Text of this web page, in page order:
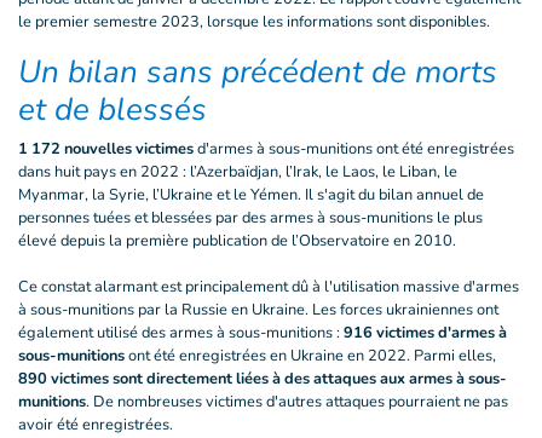
le premier semestre 2023, lorsque les informations sont disponibles.
Un bilan sans précédent de morts
et de blessés
1 172 nouvelles victimesd'armes à sous-munitions ont été enregistrées
dans huit pays en 2022 : l’Azerbaïdjan, l’Irak, le Laos, le Liban, le
Myanmar, la Syrie, l’Ukraine et le Yémen. Il s'agit du bilan annuel de
personnes tuées et blessées par des armes à sous-munitions le plus
élevé depuis la première publication de l’Observatoire en 2010.
Ce constat alarmant est principalement dû à l'utilisation massive d'armes
à sous-munitions par la Russie en Ukraine. Les forces ukrainiennes ont
également utilisé des armes à sous-munitions : 916 victimes d'armes à
sous-munitionsont été enregistrées en Ukraine en 2022. Parmi elles,
890 victimes sont directement liées à des attaques aux armes à sous-
munitions. De nombreuses victimes d'autres attaques pourraient ne pas
avoir été enregistrées.